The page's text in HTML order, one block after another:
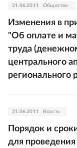
21.06.2011 Общество
Изменения в
"Об оплате и
труда
центрального
регионального
21.06.2011 Власть
Порядок и
для